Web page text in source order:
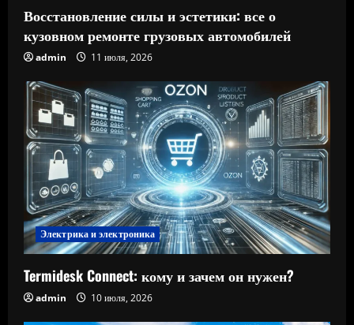
Восстановление силы и эстетики: все о
кузовном ремонте грузовых автомобилей
admin 11 июля, 2026
Электрика и электроника
Termidesk Connect: кому и зачем он нужен?
admin 10 июля, 2026